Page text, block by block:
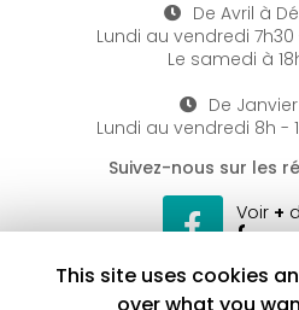
De Avril à
Lundi au vendredi 7h30
Le samedi à
De
Lundi au vendredi 8h -
Suivez-nous sur les
Voir +
This site uses cookies